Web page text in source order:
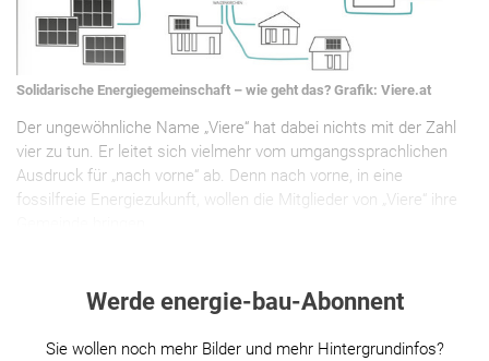
Solidarische Energiegemeinschaft – wie geht das? Grafik: Viere.at
Der ungewöhnliche Name „Viere“ hat dabei nichts mit der Zahl
vier zu tun. Er leitet sich vielmehr vom umgangssprachlichen
Ausdruck für „nach vorne“ ab. Denn nach vorne, in eine
fossilfreie Energiezukunft, wollen die Mitglieder von „Viere“ ihre
Werde energie-bau-Abonnent
Sie wollen noch mehr Bilder und mehr Hintergrundinfos?